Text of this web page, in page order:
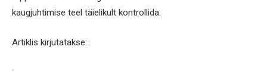
kaugjuhtimise teel täielikult kontrollida.
Artiklis kirjutatakse: